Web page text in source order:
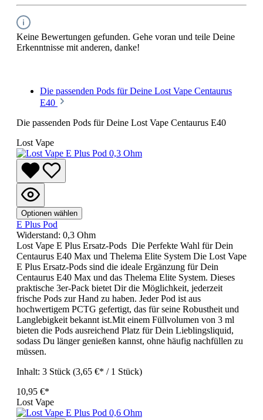
Keine Bewertungen gefunden. Gehe voran und teile Deine
Erkenntnisse mit anderen, danke!
Die passenden Pods für Deine Lost Vape Centaurus
E40
Die passenden Pods für Deine Lost Vape Centaurus E40
Lost Vape
Optionen wählen
E Plus Pod
Widerstand: 0,3 Ohm
Lost Vape E Plus Ersatz-Pods Die Perfekte Wahl für Dein
Centaurus E40 Max und Thelema Elite System Die Lost Vape
E Plus Ersatz-Pods sind die ideale Ergänzung für Dein
Centaurus E40 Max und das Thelema Elite System. Dieses
praktische 3er-Pack bietet Dir die Möglichkeit, jederzeit
frische Pods zur Hand zu haben. Jeder Pod ist aus
hochwertigem PCTG gefertigt, das für seine Robustheit und
Langlebigkeit bekannt ist.Mit einem Füllvolumen von 3 ml
bieten die Pods ausreichend Platz für Dein Lieblingsliquid,
sodass Du länger genießen kannst, ohne häufig nachfüllen zu
müssen.
Inhalt: 3 Stück (3,65 €* / 1 Stück)
10,95 €*
Lost Vape